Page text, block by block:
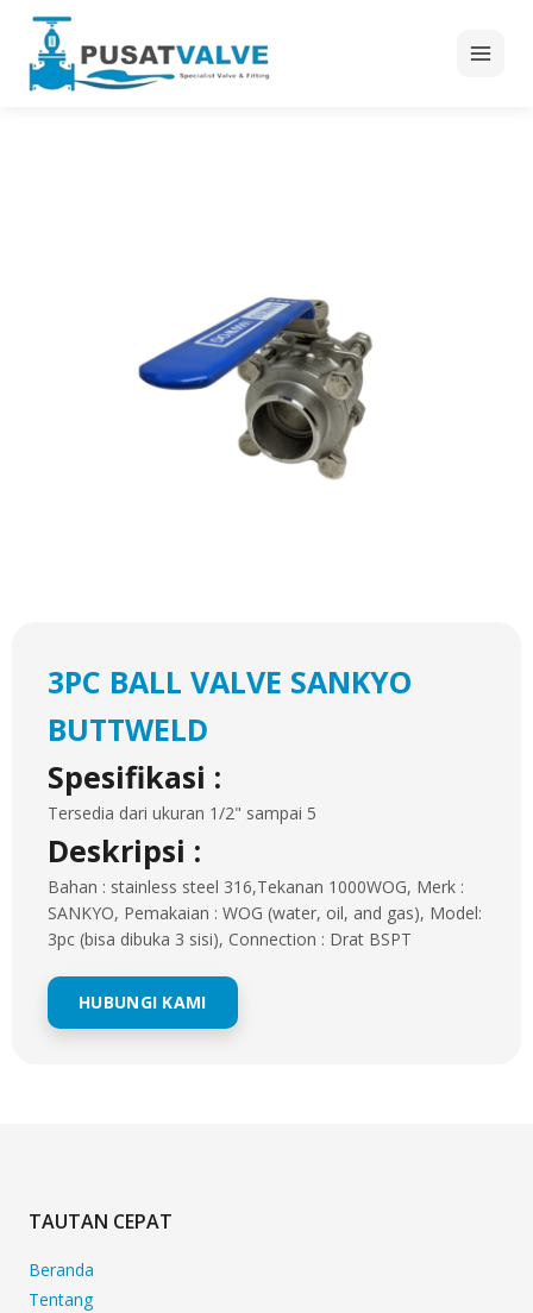
3PC BALL VALVE SANKYO
BUTTWELD
Spesifikasi :
Tersedia dari ukuran 1/2" sampai 5
Deskripsi :
Bahan : stainless steel 316,Tekanan 1000WOG, Merk :
SANKYO, Pemakaian : WOG (water, oil, and gas), Model:
3pc (bisa dibuka 3 sisi), Connection : Drat BSPT
HUBUNGI KAMI
TAUTAN CEPAT
Beranda
Tentang